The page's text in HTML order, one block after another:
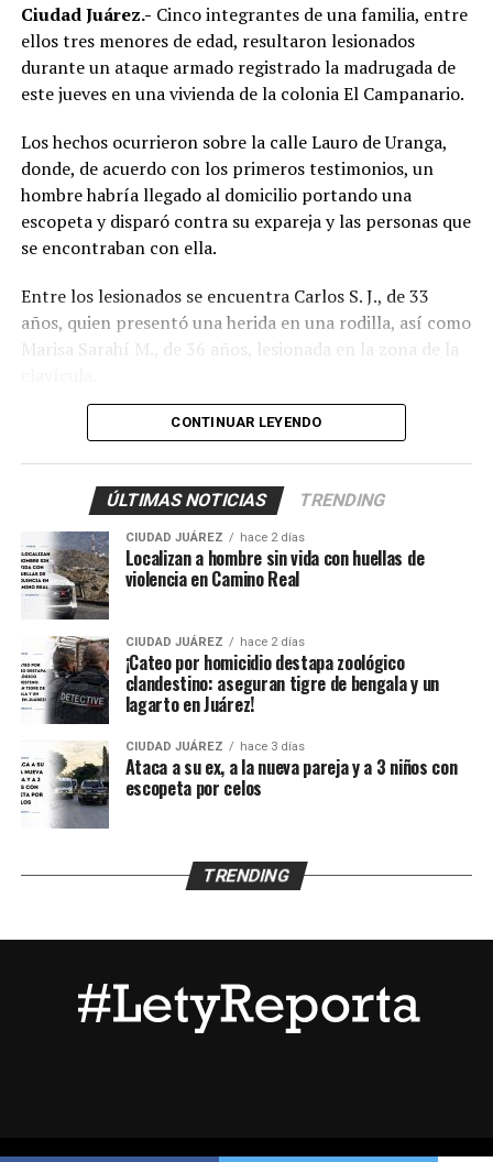
Público mientras continúan las investigaciones para
esclarecer el homicidio y determinar la posible
participación de más personas.
Ciudad Juárez.- Cinco integrantes de una familia, entre
ellos tres menores de edad, resultaron lesionados
durante un ataque armado registrado la madrugada de
este jueves en una vivienda de la colonia El Campanario.
Los hechos ocurrieron sobre la calle Lauro de Uranga,
donde, de acuerdo con los primeros testimonios, un
hombre habría llegado al domicilio portando una
escopeta y disparó contra su expareja y las personas que
se encontraban con ella.
Entre los lesionados se encuentra Carlos S. J., de 33
años, quien presentó una herida en una rodilla, así como
Marisa Sarahí M., de 36 años, lesionada en la zona de la
También fueron atendidos Damián, de 14 años; Ana, de
El probable responsable fue identificado como Abraham
B., de 38 años, expareja de la mujer y presunto padre de
los menores, de acuerdo con información
proporcionada por un mando policiaco.
Agentes ministeriales acudieron al lugar para procesar
la escena, recabar evidencias e iniciar la búsqueda del
presunto agresor, quien hasta el momento no ha sido
detenido.
CONTINUAR LEYENDO
ÚLTIMAS NOTICIAS TRENDING
CIUDAD JUÁREZ hace 2 días
Localizan a hombre sin vida con huellas de
violencia en Camino Real
CIUDAD JUÁREZ hace 2 días
¡Cateo por homicidio destapa zoológico
clandestino: aseguran tigre de bengala y un
lagarto en Juárez!
CIUDAD JUÁREZ hace 3 días
Ataca a su ex, a la nueva pareja y a 3 niños con
escopeta por celos
TRENDING